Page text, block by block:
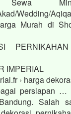
Mini
Akad/Wedding/
Murah di
IMPERIAL
› harga
persiapan
Salah